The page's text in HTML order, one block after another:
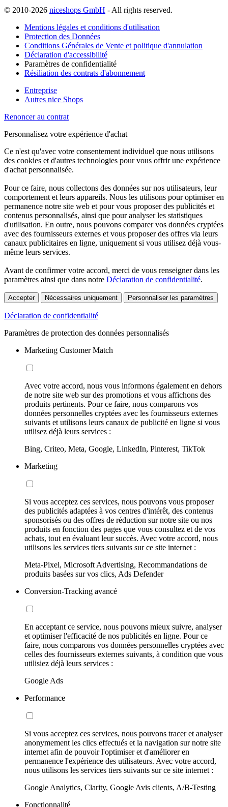
© 2010-2026 niceshops GmbH - All rights reserved.
Mentions légales et conditions d'utilisation
Protection des Données
Conditions Générales de Vente et politique d'annulation
Déclaration d'accessibilité
Paramètres de confidentialité
Résiliation des contrats d'abonnement
Entreprise
Autres nice Shops
Renoncer au contrat
Personnalisez votre expérience d'achat
Ce n'est qu'avec votre consentement individuel que nous utilisons
des cookies et d'autres technologies pour vous offrir une expérience
d'achat personnalisée.
Pour ce faire, nous collectons des données sur nos utilisateurs, leur
comportement et leurs appareils. Nous les utilisons pour optimiser en
permanence notre site web et pour vous proposer des publicités et
contenus personnalisés, ainsi que pour analyser les statistiques
d'utilisation. En outre, nous pouvons comparer vos données cryptées
avec des fournisseurs externes et vous proposer des offres via leurs
canaux publicitaires en ligne, uniquement si vous utilisez déjà vous-
même leurs services.
Avant de confirmer votre accord, merci de vous renseigner dans les
paramètres ainsi que dans notre Déclaration de confidentialité.
Accepter Nécessaires uniquement Personnaliser les paramètres
Déclaration de confidentialité
Paramètres de protection des données personnalisés
Marketing Customer Match
Avec votre accord, nous vous informons également en dehors
de notre site web sur des promotions et vous affichons des
produits pertinents. Pour ce faire, nous comparons vos
données personnelles cryptées avec les fournisseurs externes
suivants et utilisons leurs canaux de publicité en ligne si vous
utilisez déjà leurs services :
Bing, Criteo, Meta, Google, LinkedIn, Pinterest, TikTok
Marketing
Si vous acceptez ces services, nous pouvons vous proposer
des publicités adaptées à vos centres d'intérêt, des contenus
sponsorisés ou des offres de réduction sur notre site ou nos
produits en fonction des pages que vous consultez et de vos
achats, tout en évaluant leur succès. Avec votre accord, nous
utilisons les services tiers suivants sur ce site internet :
Meta-Pixel, Microsoft Advertising, Recommandations de
produits basées sur vos clics, Ads Defender
Conversion-Tracking avancé
En acceptant ce service, nous pouvons mieux suivre, analyser
et optimiser l'efficacité de nos publicités en ligne. Pour ce
faire, nous comparons vos données personnelles cryptées avec
celles des fournisseurs externes suivants, à condition que vous
utilisiez déjà leurs services :
Google Ads
Performance
Si vous acceptez ces services, nous pouvons tracer et analyser
anonymement les clics effectués et la navigation sur notre site
internet afin de pouvoir l'optimiser et d'améliorer en
permanence l'expérience des utilisateurs. Avec votre accord,
nous utilisons les services tiers suivants sur ce site internet :
Google Analytics, Clarity, Google Avis clients, A/B-Testing
Fonctionnalité